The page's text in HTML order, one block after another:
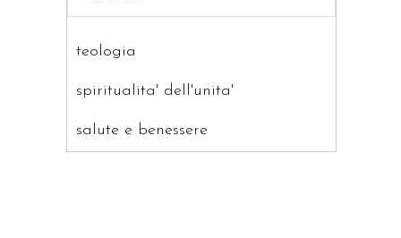
teologia
spiritualita' dell'unita'
salute e benessere